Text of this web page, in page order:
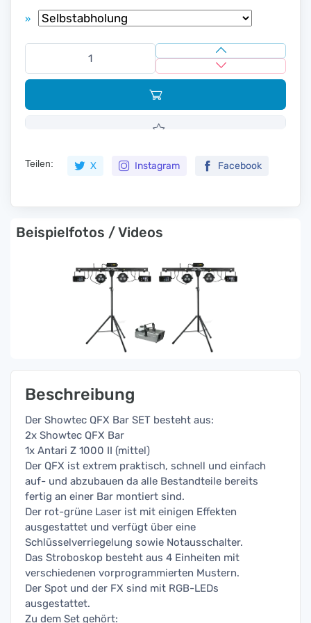
»
Teilen: X Instagram Facebook
Beispielfotos / Videos
Beschreibung
Der Showtec QFX Bar SET besteht aus:
2x Showtec QFX Bar
1x Antari Z 1000 II (mittel)
Der QFX ist extrem praktisch, schnell und einfach
auf- und abzubauen da alle Bestandteile bereits
fertig an einer Bar montiert sind.
Der rot-grüne Laser ist mit einigen Effekten
ausgestattet und verfügt über eine
Schlüsselverriegelung sowie Notausschalter.
Das Stroboskop besteht aus 4 Einheiten mit
verschiedenen vorprogrammierten Mustern.
Der Spot und der FX sind mit RGB-LEDs
ausgestattet.
Zu dem Set gehört: